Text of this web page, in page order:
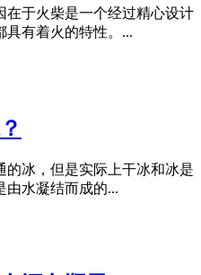
在于火柴是一个经过精心设计
具有着火的特性。...
冰，但是实际上干冰和冰是
由水凝结而成的...